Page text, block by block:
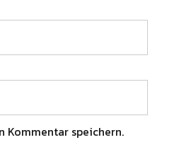
Kommentar speichern.